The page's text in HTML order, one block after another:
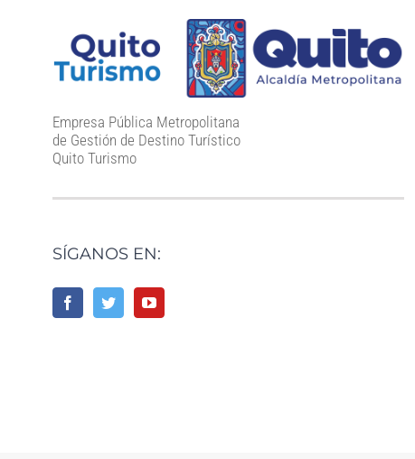
Empresa Pública Metropolitana
de Gestión de Destino Turístico
Quito Turismo
SÍGANOS EN: